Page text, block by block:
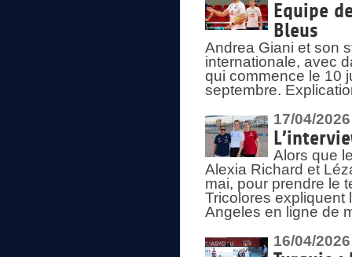
Equipe
Bleus
Andrea Giani et son
internationale, avec
qui commence le 10
septembre.
17/04/2026
Alors que
Alexia Richard et
mai, pour prendre le
Tricolores expliquent
Angeles en ligne de
16/04/2026